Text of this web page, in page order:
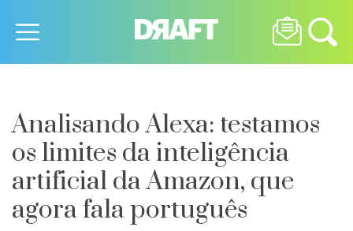
Analisando Alexa: testamos
os limites da inteligência
artificial da Amazon, que
agora fala português